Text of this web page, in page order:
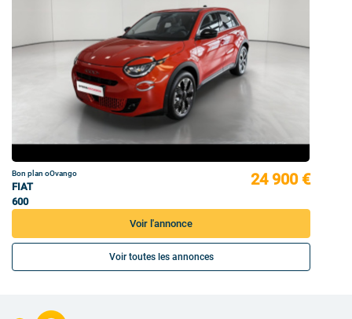
Bon plan oOvango
FIAT
600
24 900 €
Voir l'annonce
Voir toutes les annonces